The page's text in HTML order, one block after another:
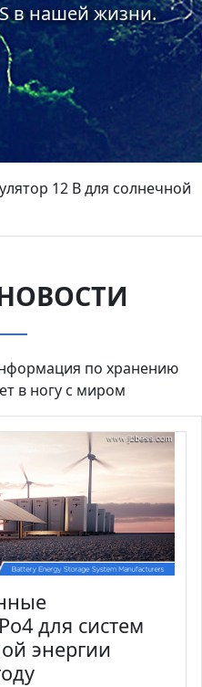
в нашей жизни.
12 В для солнечной
по хранению
в ногу с миром
для систем
энергии